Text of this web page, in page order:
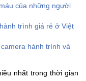
của những người
trình giá rẻ ở Việt
hành trình và
nhất trong thời gian